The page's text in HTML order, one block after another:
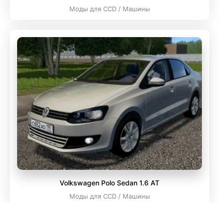
Моды для CCD / Машины
Volkswagen Polo Sedan 1.6 AT
Моды для CCD / Машины